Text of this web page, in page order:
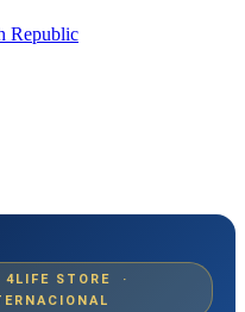
Republic
STORE ·